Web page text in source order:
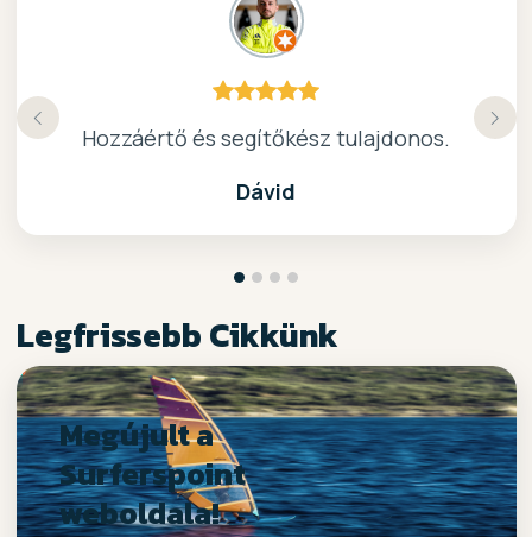
Hozzáértő és segítőkész tulajdonos.
Dávid
kiváló surf-ös bolt .. ajánlom!
Nagyon kedves elado, jo kis bolt :)
Köszönöm a gyors, barátságos kiszolgálast.
Legfrissebb Cikkünk
Megújult a
Surferspoint
weboldala!